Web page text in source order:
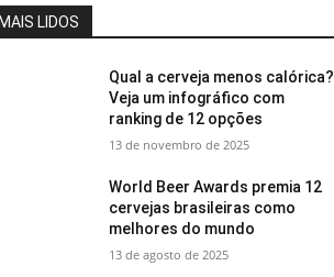
LIDOS
Qual a cerveja menos calórica?
Veja um infográfico com
ranking de 12 opções
13 de novembro de 2025
World Beer Awards premia 12
cervejas brasileiras como
melhores do mundo
13 de agosto de 2025